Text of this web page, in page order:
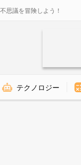
思議を冒険しよう！
テクノロジー